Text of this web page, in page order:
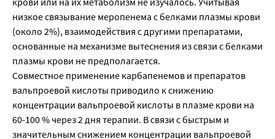
низкое связывание меропенема с белками плазмы крови
(около 2%), взаимодействия с другими препаратами,
основанные на механизме вытеснения из связи с белками
плазмы крови не предполагается.
Совместное применение карбапенемов и препаратов
вальпроевой кислоты приводило к снижению
концентрации вальпроевой кислоты в плазме крови на
60-100 % через 2 дня терапии. В связи с быстрым и
значительным снижением концентрации вальпроевой